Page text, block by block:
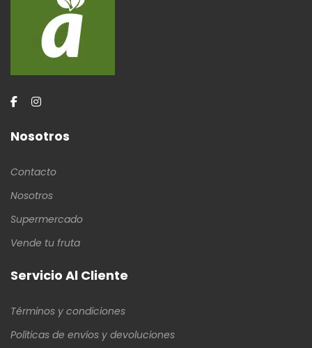
Nosotros
Contacto
Nosotros
Supermercado
Vende tu fruta
Servicio Al Cliente
Términos y condiciones
Políticas de envíos y devoluciones